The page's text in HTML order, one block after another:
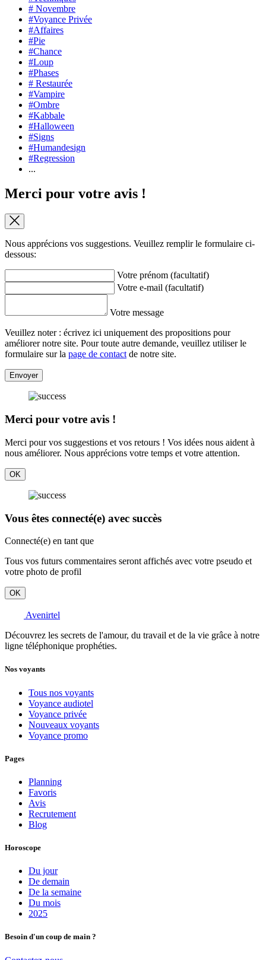
# Novembre
#Voyance Privée
#Affaires
#Pie
#Chance
#Loup
#Phases
# Restaurée
#Vampire
#Ombre
#Kabbale
#Halloween
#Signs
#Humandesign
#Regression
...
Merci pour votre avis !
Nous apprécions vos suggestions. Veuillez remplir le formulaire ci-
dessous:
Votre prénom (facultatif)
Votre e-mail (facultatif)
Votre message
Veuillez noter : écrivez ici uniquement des propositions pour
améliorer notre site. Pour toute autre demande, veuillez utiliser le
formulaire sur la page de contact de notre site.
Envoyer
Merci pour votre avis !
Merci pour vos suggestions et vos retours ! Vos idées nous aident à
nous améliorer. Nous apprécions votre temps et votre attention.
OK
Vous êtes connecté(e) avec succès
Connecté(e) en tant que
Tous vos futurs commentaires seront affichés avec votre pseudo et
votre photo de profil
OK
Avenirtel
Découvrez les secrets de l'amour, du travail et de la vie grâce à notre
ligne téléphonique prophéties.
Nos voyants
Tous nos voyants
Voyance audiotel
Voyance privée
Nouveaux voyants
Voyance promo
Pages
Planning
Favoris
Avis
Recrutement
Blog
Horoscope
Du jour
De demain
De la semaine
Du mois
2025
Besoin d'un coup de main ?